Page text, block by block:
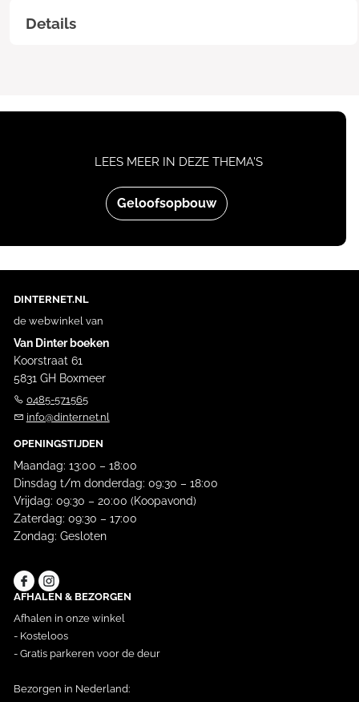
Details
Geloofsopbouw
LEES MEER IN DEZE THEMA'S
DINTERNET.NL
de webwinkel van
Van Dinter boeken
Koorstraat 61
5831 GH Boxmeer
0485-571565
info@dinternet.nl
OPENINGSTIJDEN
Maandag: 13:00 – 18:00
Dinsdag t/m donderdag: 09:30 – 18:00
Vrijdag: 09:30 – 20:00 (Koopavond)
Zaterdag: 09:30 – 17:00
Zondag: Gesloten
AFHALEN & BEZORGEN
Afhalen in onze winkel
- Kosteloos
- Gratis parkeren voor de deur
Bezorgen in Nederland: